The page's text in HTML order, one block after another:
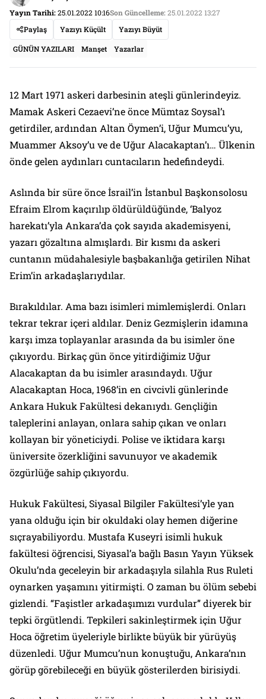
Yayın Tarihi:25.01.2022 10:16Son Güncelleme:25.01.2022 13:27
Paylaş
Yazıyı Küçült Yazıyı Büyüt
GÜNÜN YAZILARI Manşet Yazarlar
12 Mart 1971 askeri darbesinin ateşli günlerindeyiz.
Mamak Askeri Cezaevi’ne önce Mümtaz Soysal’ı
getirdiler, ardından Altan Öymen’i, Uğur Mumcu’yu,
Muammer Aksoy’u ve de Uğur Alacakaptan’ı… Ülkenin
önde gelen aydınları cuntacıların hedefindeydi.
Aslında bir süre önce İsrail’in İstanbul Başkonsolosu
Efraim Elrom kaçırılıp öldürüldüğünde, ‘Balyoz
harekatı’yla Ankara’da çok sayıda akademisyeni,
yazarı gözaltına almışlardı. Bir kısmı da askeri
cuntanın müdahalesiyle başbakanlığa getirilen Nihat
Erim’in arkadaşlarıydılar.
Bırakıldılar. Ama bazı isimleri mimlemişlerdi. Onları
tekrar tekrar içeri aldılar. Deniz Gezmişlerin idamına
karşı imza toplayanlar arasında da bu isimler öne
çıkıyordu. Birkaç gün önce yitirdiğimiz Uğur
Alacakaptan da bu isimler arasındaydı. Uğur
Alacakaptan Hoca, 1968’in en civcivli günlerinde
Ankara Hukuk Fakültesi dekanıydı. Gençliğin
taleplerini anlayan, onlara sahip çıkan ve onları
kollayan bir yöneticiydi. Polise ve iktidara karşı
üniversite özerkliğini savunuyor ve akademik
özgürlüğe sahip çıkıyordu.
Hukuk Fakültesi, Siyasal Bilgiler Fakültesi’yle yan
yana olduğu için bir okuldaki olay hemen diğerine
sıçrayabiliyordu. Mustafa Kuseyri isimli hukuk
fakültesi öğrencisi, Siyasal’a bağlı Basın Yayın Yüksek
Okulu’nda geceleyin bir arkadaşıyla silahla Rus Ruleti
oynarken yaşamını yitirmişti. O zaman bu ölüm sebebi
gizlendi. “Faşistler arkadaşımızı vurdular” diyerek bir
tepki örgütlendi. Tepkileri sakinleştirmek için Uğur
Hoca öğretim üyeleriyle birlikte büyük bir yürüyüş
düzenledi. Uğur Mumcu’nun konuştuğu, Ankara’nın
görüp görebileceği en büyük gösterilerden birisiydi.